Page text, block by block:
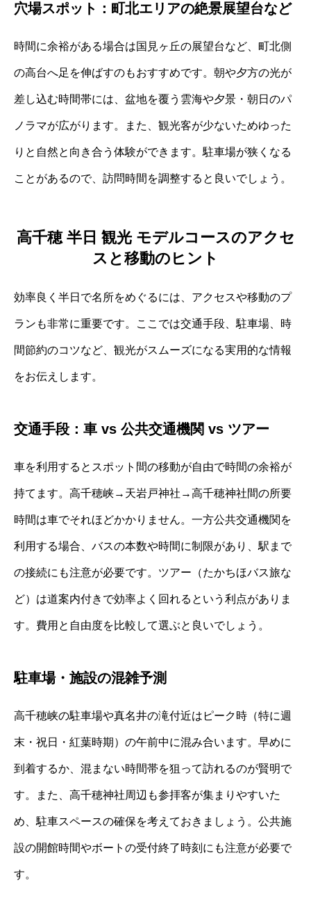
穴場スポット：町北エリアの絶景展望台など
時間に余裕がある場合は国見ヶ丘の展望台など、町北側
の高台へ足を伸ばすのもおすすめです。朝や夕方の光が
差し込む時間帯には、盆地を覆う雲海や夕景・朝日のパ
ノラマが広がります。また、観光客が少ないためゆった
りと自然と向き合う体験ができます。駐車場が狭くなる
ことがあるので、訪問時間を調整すると良いでしょう。
高千穂 半日 観光 モデルコースのアクセ
スと移動のヒント
効率良く半日で名所をめぐるには、アクセスや移動のプ
ランも非常に重要です。ここでは交通手段、駐車場、時
間節約のコツなど、観光がスムーズになる実用的な情報
をお伝えします。
交通手段：車 vs 公共交通機関 vs ツアー
車を利用するとスポット間の移動が自由で時間の余裕が
持てます。高千穂峡→天岩戸神社→高千穂神社間の所要
時間は車でそれほどかかりません。一方公共交通機関を
利用する場合、バスの本数や時間に制限があり、駅まで
の接続にも注意が必要です。ツアー（たかちほバス旅な
ど）は道案内付きで効率よく回れるという利点がありま
す。費用と自由度を比較して選ぶと良いでしょう。
駐車場・施設の混雑予測
高千穂峡の駐車場や真名井の滝付近はピーク時（特に週
末・祝日・紅葉時期）の午前中に混み合います。早めに
到着するか、混まない時間帯を狙って訪れるのが賢明で
す。また、高千穂神社周辺も参拝客が集まりやすいた
め、駐車スペースの確保を考えておきましょう。公共施
設の開館時間やボートの受付終了時刻にも注意が必要で
す。